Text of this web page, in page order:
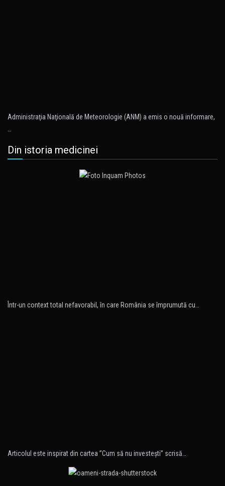
Administraţia Naţională de Meteorologie (ANM) a emis o nouă informare,
Din istoria medicinei
Într-un context total nefavorabil, în care România se împrumută cu…
Articolul este inspirat din cartea ”Cum să nu investeşti” scrisă…